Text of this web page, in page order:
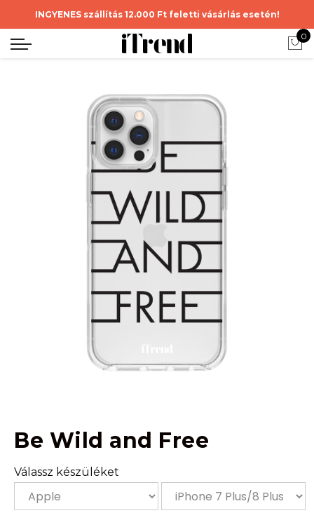
INGYENES szállítás 12.000 Ft feletti vásárlás esetén!
0
Be Wild and Free
Válassz készüléket